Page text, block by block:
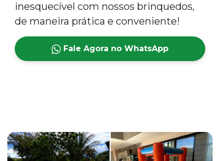
inesquecível com nossos brinquedos,
de maneira prática e conveniente!
Fale Agora no WhatsApp